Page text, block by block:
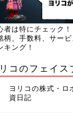
者は特にチェック
柄、手数料、サー
キング！
コのフェイス
ヨリコの株式・ロ
資日記